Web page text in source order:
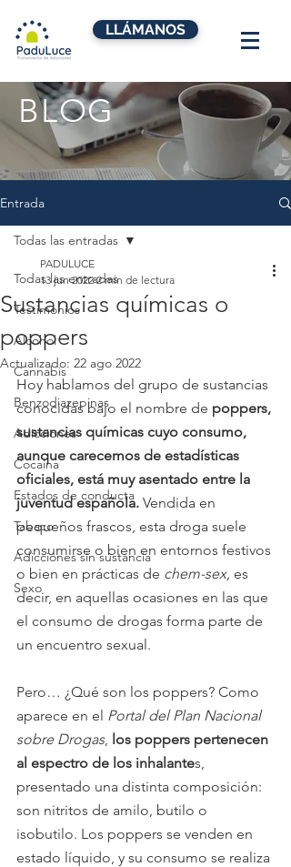
LLÁMANOS
BLOG
Entrada
Todas las entradas
Testimonios
Alcohol
Cannabis
Benzodiazepinas
Adicciones
Cocaina
Estados de conducta
Tabaco
Adicciones sin sustancia
Sexo
Todas las entradas
Sustancias químicas o
poppers
PADULUCE
13 jun 2022 2 min de lectura
Actualizado: 22 ago 2022
Hoy hablamos del grupo de sustancias
conocidas bajo el nombre de poppers,
sustancias químicas cuyo consumo,
aunque carecemos de estadísticas
oficiales, está muy asentado entre la
juventud española. Vendida en
pequeños frascos, esta droga suele
consumirse o bien en entornos festivos
o bien en prácticas de chem-sex, es
decir, en aquellas ocasiones en las que
el consumo de drogas forma parte de
un encuentro sexual.
Pero… ¿Qué son los poppers? Como
aparece en el Portal del Plan Nacional
sobre Drogas, los poppers pertenecen
al espectro de los inhalantes,
presentado una distinta composición:
son nitritos de amilo, butilo o
isobutilo. Los poppers se venden en
estado líquido, y su consumo se realiza